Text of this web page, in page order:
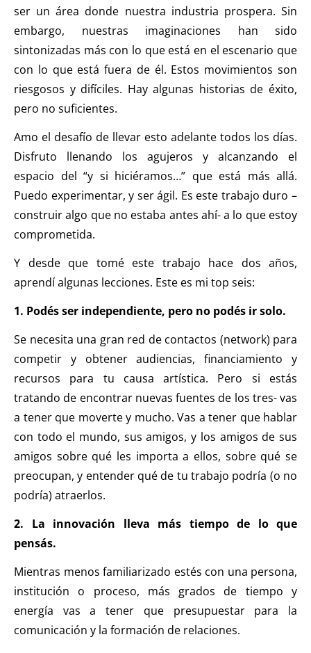
ser un área donde nuestra industria prospera. Sin
embargo, nuestras imaginaciones han sido
sintonizadas más con lo que está en el escenario que
con lo que está fuera de él. Estos movimientos son
riesgosos y difíciles. Hay algunas historias de éxito,
pero no suficientes.
Amo el desafío de llevar esto adelante todos los días.
Disfruto llenando los agujeros y alcanzando el
espacio del “y si hiciéramos…” que está más allá.
Puedo experimentar, y ser ágil. Es este trabajo duro –
construir algo que no estaba antes ahí- a lo que estoy
comprometida.
Y desde que tomé este trabajo hace dos años,
aprendí algunas lecciones. Este es mi top seis:
1. Podés ser independiente, pero no podés ir solo.
Se necesita una gran red de contactos (network) para
competir y obtener audiencias, financiamiento y
recursos para tu causa artística. Pero si estás
tratando de encontrar nuevas fuentes de los tres- vas
a tener que moverte y mucho. Vas a tener que hablar
con todo el mundo, sus amigos, y los amigos de sus
amigos sobre qué les importa a ellos, sobre qué se
preocupan, y entender qué de tu trabajo podría (o no
podría) atraerlos.
2. La innovación lleva más tiempo de lo que
pensás.
Mientras menos familiarizado estés con una persona,
institución o proceso, más grados de tiempo y
energía vas a tener que presupuestar para la
comunicación y la formación de relaciones.